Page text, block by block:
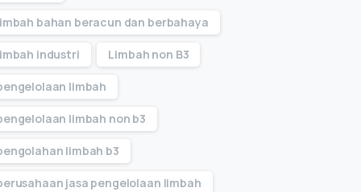
bahan beracun dan berbahaya
industri Limbah non B3
limbah
limbah non b3
limbah b3
jasa pengelolaan limbah